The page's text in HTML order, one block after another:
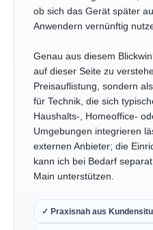
ob sich das Gerät später
Anwendern vernünftig
Genau aus diesem
auf dieser Seite zu
Preisauflistung, sondern
für Technik, die sich
Haushalts-, Homeoffice-
Umgebungen integrieren
externen Anbieter; die
kann ich bei Bedarf
Main unterstützen.
✓ Praxisnah aus